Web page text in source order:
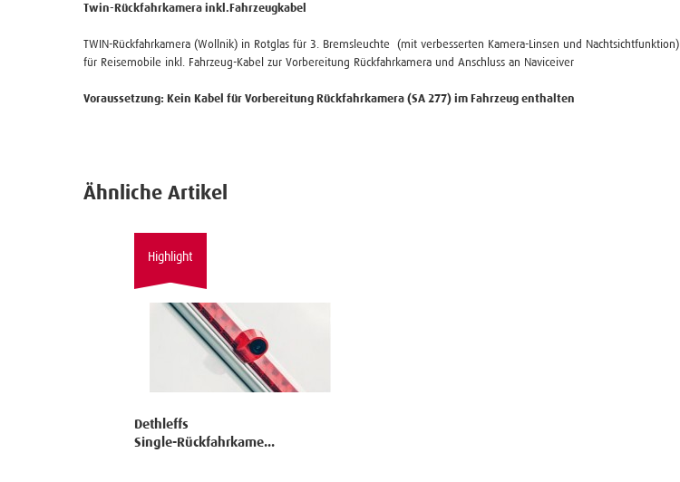
Twin-Rückfahrkamera inkl.Fahrzeugkabel
TWIN-Rückfahrkamera (Wollnik) in Rotglas für 3. Bremsleuchte (mit verbesserten Kamera-Linsen und Nachtsichtfunktion)
für Reisemobile inkl. Fahrzeug-Kabel zur Vorbereitung Rückfahrkamera und Anschluss an Naviceiver
Voraussetzung: Kein Kabel für Vorbereitung Rückfahrkamera (SA 277) im Fahrzeug enthalten
Ähnliche Artikel
Highlight
Dethleffs
Single-Rückfahrkame...